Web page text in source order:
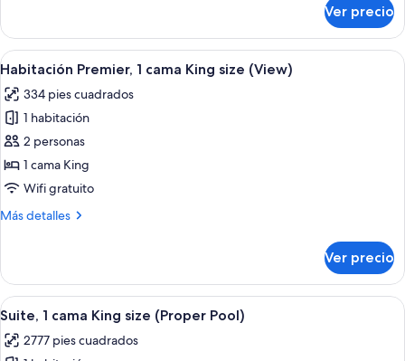
Premier,
cama
size
Ver precio
Abrir
todas
las
fotos
de
Habitación
Premier,
cama
(View)
Un dormitorio con una cama
5
Habitación Premier, 1 cama King size (View)
334 pies cuadrados
1 habitación
2 personas
1 cama King
Wifi gratuito
Más detalles
Más
Premier,
cama
size
Ver precio
Abrir
todas
las
Un vestíbulo con piso a cuadros,
9
Suite, 1 cama King size (Proper Pool)
2777 pies cuadrados